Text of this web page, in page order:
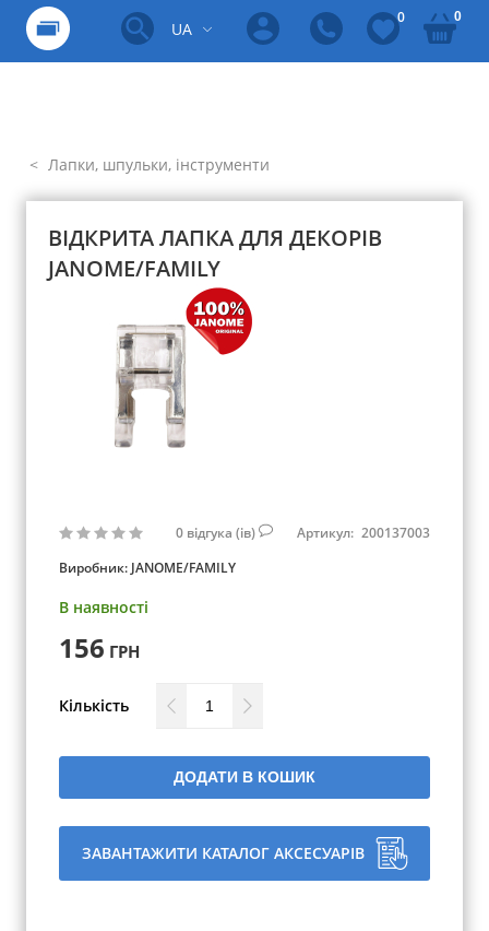
UA
0 0
Лапки, шпульки, інструменти
ВІДКРИТА ЛАПКА ДЛЯ ДЕКОРІВ
JANOME/FAMILY
0 відгука (ів) Артикул: 200137003
Виробник: JANOME/FAMILY
В наявності
156 ГРН
Кількість
ДОДАТИ В КОШИК
ЗАВАНТАЖИТИ КАТАЛОГ АКСЕСУАРІВ